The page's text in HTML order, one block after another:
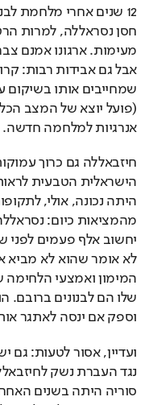
אנרגיות למלחמה חדשה.
וספק אם ינסה לאתגר